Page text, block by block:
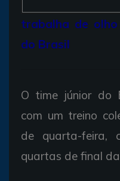
trabalha de
do Brasil
O time júnior do
com um treino
de quarta-feira,
quartas de final